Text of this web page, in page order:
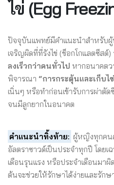
ไข่ (Egg
ปัจจุบันแพทย์มีคำแนะนำสำหรับ
เจริญผิดที่ที่รังไข่ (ช็อกโกแลตซีสต์)
ลงเร็วกว่าคนทั่วไป หากอนาคต
พิจารณา “การกระตุ้นและเก็บไข่
เนิ่นๆ หรือทำก่อนเข้ารับการผ่าตั
จนมีลูกยากในอนาคต
คำแนะนำทิ้งท้าย: ผู้หญิงทุกคน
อัลตราซาวด์เป็นประจำทุกปี โดย
เดือนรุนแรง หรือประจำเดือนมาผิ
ต้นจะช่วยให้รักษาได้ง่ายและรักษ